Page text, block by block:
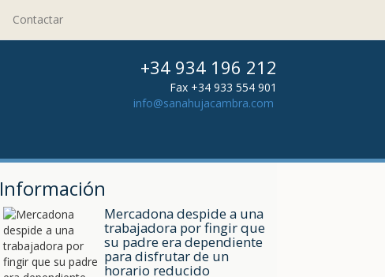
Contactar
+34 934 196 212
Fax +34 933 554 901
info@sanahujacambra.com
Información
Mercadona despide a una
trabajadora por fingir que
su padre era dependiente
para disfrutar de un
horario reducido